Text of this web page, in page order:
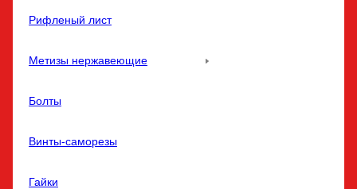
Рифленый лист
Метизы нержавеющие
Болты
Винты-саморезы
Гайки